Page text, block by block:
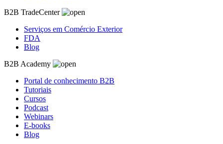
B2B TradeCenter
Serviços em Comércio Exterior
FDA
Blog
B2B Academy
Portal de conhecimento B2B
Tutoriais
Cursos
Podcast
Webinars
E-books
Blog